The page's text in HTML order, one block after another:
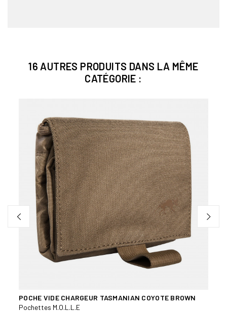
16 AUTRES PRODUITS DANS LA MÊME
CATÉGORIE :
POCHE VIDE CHARGEUR TASMANIAN COYOTE BROWN
Pochettes M.O.L.L.E